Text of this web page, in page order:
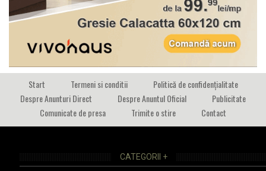
Start Termeni si conditii
Politică de confidențialitate
Despre Anunturi Direct
Despre Anuntul Oficial
Publicitate
Comunicate de presa
Trimite o stire Contact
CATEGORII +